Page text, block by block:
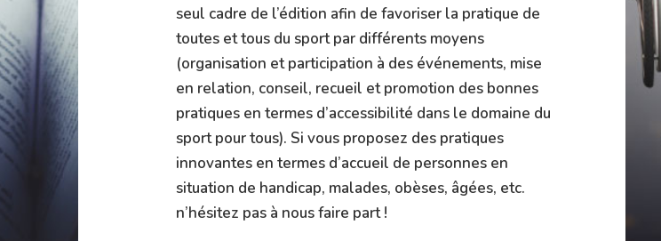
seul cadre de l’édition afin de favoriser la pratique de
toutes et tous du sport par différents moyens
(organisation et participation à des événements, mise
en relation, conseil, recueil et promotion des bonnes
pratiques en termes d’accessibilité dans le domaine du
sport pour tous). Si vous proposez des pratiques
innovantes en termes d’accueil de personnes en
situation de handicap, malades, obèses, âgées, etc.
n’hésitez pas à nous faire part !